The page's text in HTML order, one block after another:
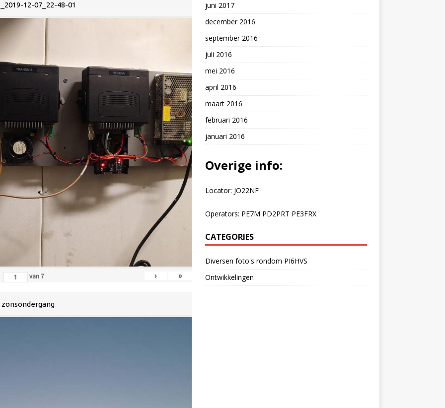
12-07_22-48-01
van 7 › »
zonsondergang
juni 2017
december 2016
september 2016
juli 2016
mei 2016
april 2016
maart 2016
februari 2016
januari 2016
Overige info:
Locator: JO22NF
Operators: PE7M PD2PRT PE3FRX
CATEGORIES
Diversen foto's rondom PI6HVS
Ontwikkelingen